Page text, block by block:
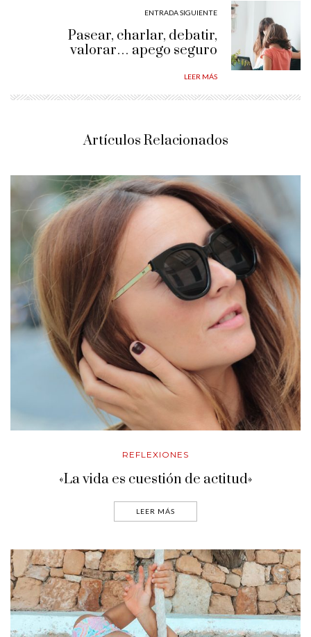
ENTRADA SIGUIENTE
Pasear, charlar, debatir,
valorar… apego seguro
LEER MÁS
Artículos Relacionados
REFLEXIONES
«La vida es cuestión de actitud»
LEER MÁS